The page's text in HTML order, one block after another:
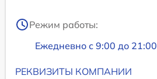
Режим работы:
Ежедневно с 9:00 до 21:00
РЕКВИЗИТЫ КОМПАНИИ